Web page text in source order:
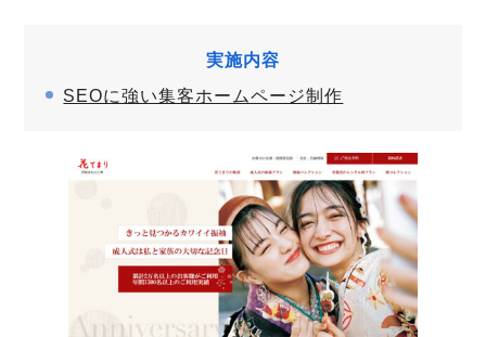
実施内容
SEOに強い集客ホームページ制作